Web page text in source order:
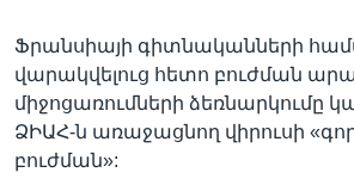
Ֆրանսիայի գիտնականների
վարակվելուց հետո բուժման
միջոցառումների ձեռնարկումը
ՁԻԱՀ-ն առաջացնող վիրուսի
բուժման»: